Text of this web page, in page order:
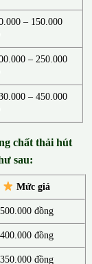
– 150.000
– 250.000
0 –450.000
chất thải hút
sau:
Mức giá
500.000 đồng
400.000 đồng
350.000 đồng